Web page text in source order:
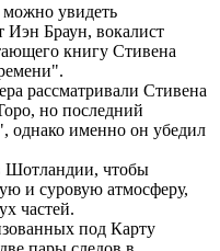
увидеть
Иэн Браун, вокалист
книгу Стивена
рассматривали Стивена
но последний
однако именно он убедил
Шотландии, чтобы
и суровую атмосферу,
частей.
под Карту